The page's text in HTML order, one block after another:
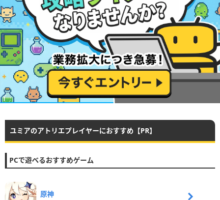
ユミアのアトリエプレイヤーにおすすめ【PR】
PCで遊べるおすすめゲーム
原神